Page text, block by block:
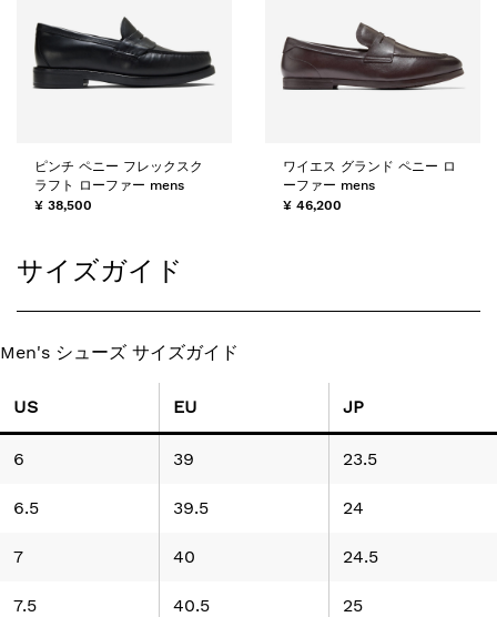
ピンチ ペニー フレックスク
ラフト ローファー mens
¥ 38,500
ワイエス グランド ペニー ロ
ーファー mens
¥ 46,200
サイズガイド
Men's シューズ サイズガイド
US EU JP
6 39 23.5
6.5 39.5 24
7 40 24.5
7.5 40.5 25